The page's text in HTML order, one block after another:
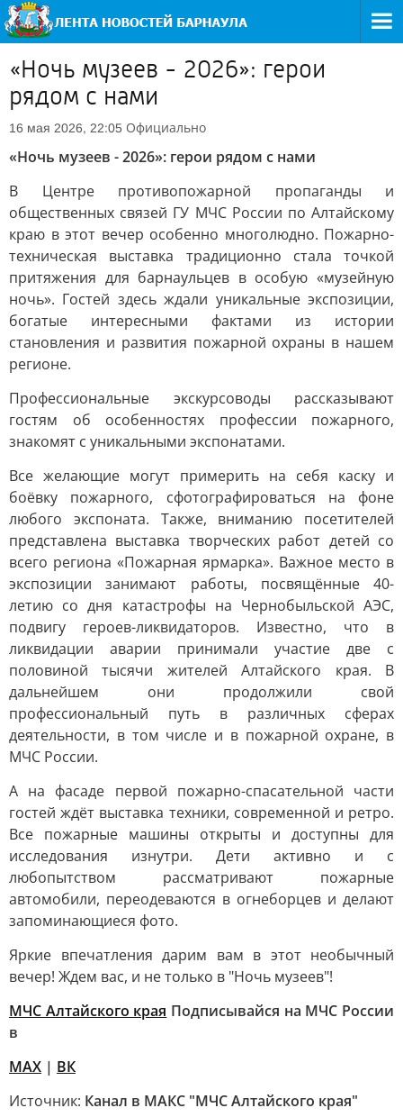
«Ночь музеев - 2026»: герои
рядом с нами
16 мая 2026, 22:05 Официально
«Ночь музеев - 2026»: герои рядом с нами
В Центре противопожарной пропаганды и
общественных связей ГУ МЧС России по Алтайскому
краю в этот вечер особенно многолюдно. Пожарно-
техническая выставка традиционно стала точкой
притяжения для барнаульцев в особую «музейную
ночь». Гостей здесь ждали уникальные экспозиции,
богатые интересными фактами из истории
становления и развития пожарной охраны в нашем
регионе.
Профессиональные экскурсоводы рассказывают
гостям об особенностях профессии пожарного,
знакомят с уникальными экспонатами.
Все желающие могут примерить на себя каску и
боёвку пожарного, сфотографироваться на фоне
любого экспоната. Также, вниманию посетителей
представлена выставка творческих работ детей со
всего региона «Пожарная ярмарка». Важное место в
экспозиции занимают работы, посвящённые 40-
летию со дня катастрофы на Чернобыльской АЭС,
подвигу героев-ликвидаторов. Известно, что в
ликвидации аварии принимали участие две с
половиной тысячи жителей Алтайского края. В
дальнейшем они продолжили свой
профессиональный путь в различных сферах
деятельности, в том числе и в пожарной охране, в
МЧС России.
А на фасаде первой пожарно-спасательной части
гостей ждёт выставка техники, современной и ретро.
Все пожарные машины открыты и доступны для
исследования изнутри. Дети активно и с
любопытством рассматривают пожарные
автомобили, переодеваются в огнеборцев и делают
запоминающиеся фото.
Яркие впечатления дарим вам в этот необычный
вечер! Ждем вас, и не только в "Ночь музеев"!
МЧС Алтайского края Подписывайся на МЧС России
в
MAX | ВК
Источник: Канал в МАКС "МЧС Алтайского края"